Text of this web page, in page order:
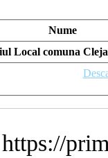
Nume
Local comuna